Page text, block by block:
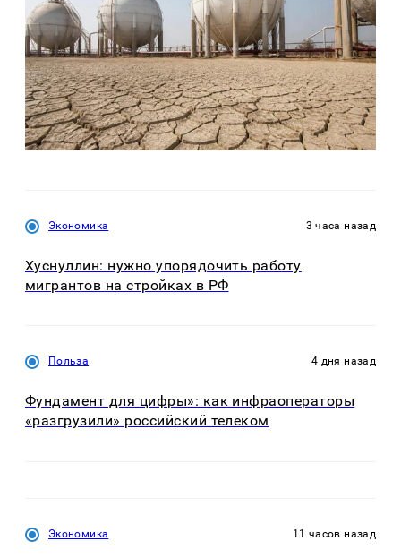
Экономика 3 часа назад
Хуснуллин: нужно упорядочить работу
мигрантов на стройках в РФ
Польза 4 дня назад
Фундамент для цифры»: как инфраоператоры
«разгрузили» российский телеком
Экономика 11 часов назад